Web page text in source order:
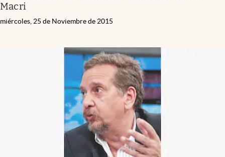
Macri
miércoles, 25 de Noviembre de 2015